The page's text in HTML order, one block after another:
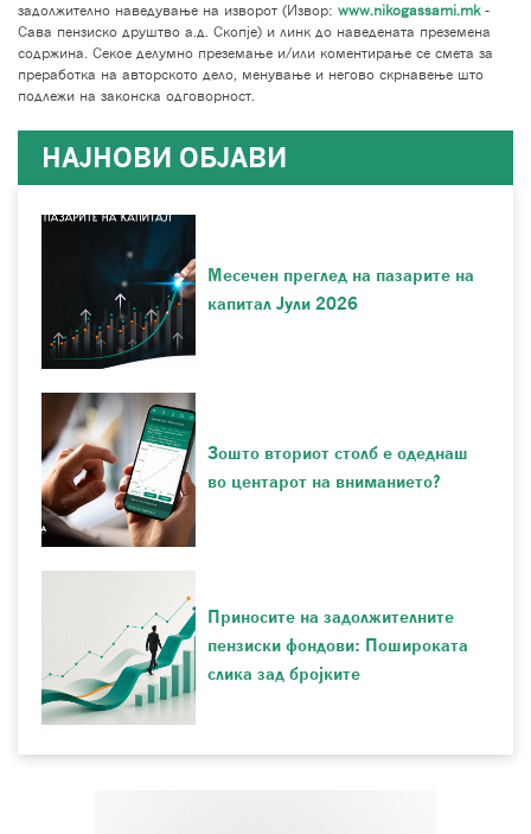
задолжително наведување на изворот (Извор: www.nikogassami.mk-
Сава пензиско друштво а.д. Скопје) и линк до наведената преземена
содржина. Секое делумно преземање и/или коментирање се смета за
преработка на авторското дело, менување и негово скрнавење што
подлежи на законска одговорност.
НАЈНОВИ ОБЈАВИ
Месечен преглед на пазарите на
капитал Јули 2026
Зошто вториот столб е одеднаш
во центарот на вниманието?
Приносите на задолжителните
пензиски фондови: Пошироката
слика зад бројките